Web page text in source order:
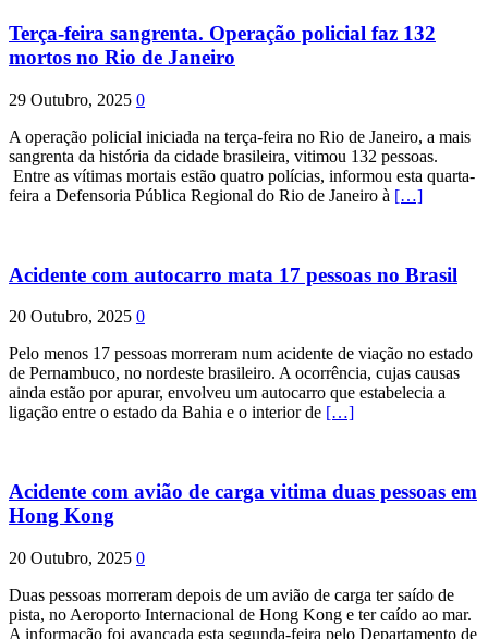
Terça-feira sangrenta. Operação policial faz 132
mortos no Rio de Janeiro
29 Outubro, 2025 0
A operação policial iniciada na terça-feira no Rio de Janeiro, a mais
sangrenta da história da cidade brasileira, vitimou 132 pessoas.
Entre as vítimas mortais estão quatro polícias, informou esta quarta-
feira a Defensoria Pública Regional do Rio de Janeiro à […]
Acidente com autocarro mata 17 pessoas no Brasil
20 Outubro, 2025 0
Pelo menos 17 pessoas morreram num acidente de viação no estado
de Pernambuco, no nordeste brasileiro. A ocorrência, cujas causas
ainda estão por apurar, envolveu um autocarro que estabelecia a
ligação entre o estado da Bahia e o interior de […]
Acidente com avião de carga vitima duas pessoas em
Hong Kong
20 Outubro, 2025 0
Duas pessoas morreram depois de um avião de carga ter saído de
pista, no Aeroporto Internacional de Hong Kong e ter caído ao mar.
A informação foi avançada esta segunda-feira pelo Departamento de